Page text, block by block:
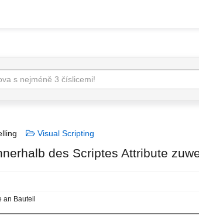
Visual Scripting
des Scriptes Attribute
an Bauteil